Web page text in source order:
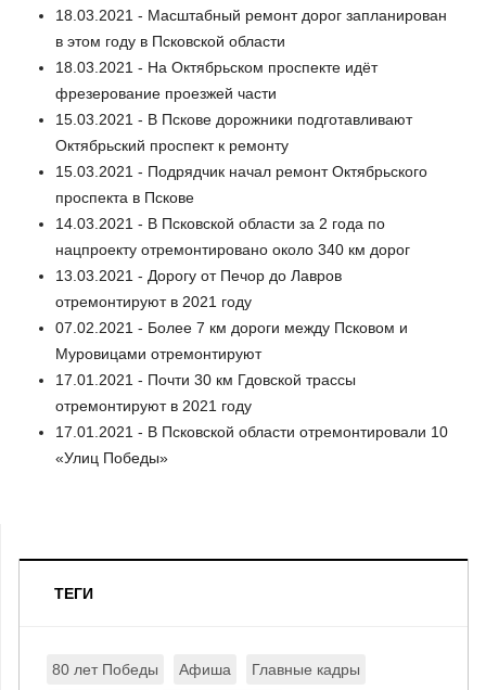
18.03.2021 - Масштабный ремонт дорог запланирован
в этом году в Псковской области
18.03.2021 - На Октябрьском проспекте идёт
фрезерование проезжей части
15.03.2021 - В Пскове дорожники подготавливают
Октябрьский проспект к ремонту
15.03.2021 - Подрядчик начал ремонт Октябрьского
проспекта в Пскове
14.03.2021 - В Псковской области за 2 года по
нацпроекту отремонтировано около 340 км дорог
13.03.2021 - Дорогу от Печор до Лавров
отремонтируют в 2021 году
07.02.2021 - Более 7 км дороги между Псковом и
Муровицами отремонтируют
17.01.2021 - Почти 30 км Гдовской трассы
отремонтируют в 2021 году
17.01.2021 - В Псковской области отремонтировали 10
«Улиц Победы»
ТЕГИ
80 лет Победы Афиша Главные кадры